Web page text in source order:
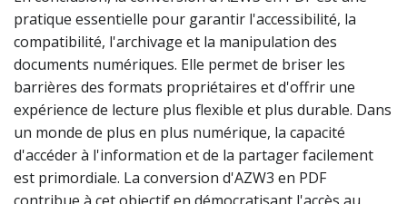
pratique essentielle pour garantir l'accessibilité, la
compatibilité, l'archivage et la manipulation des
documents numériques. Elle permet de briser les
barrières des formats propriétaires et d'offrir une
expérience de lecture plus flexible et plus durable. Dans
un monde de plus en plus numérique, la capacité
d'accéder à l'information et de la partager facilement
est primordiale. La conversion d'AZW3 en PDF